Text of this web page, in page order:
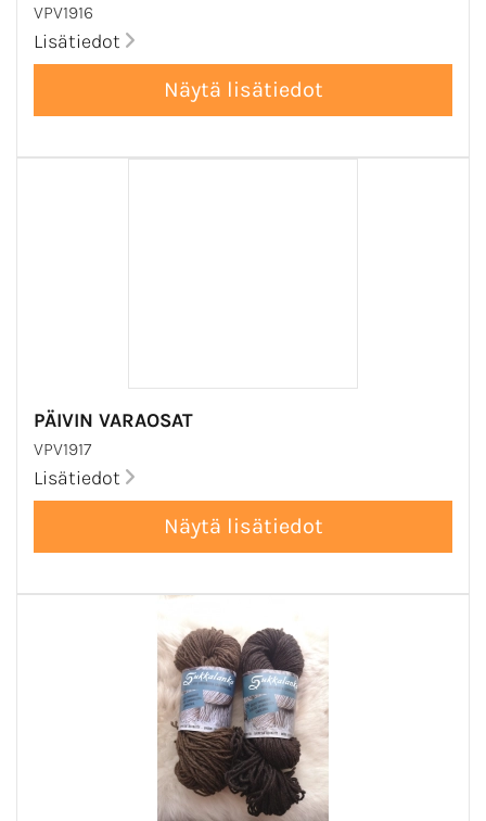
VPV1916
Lisätiedot
PÄIVIN VARAOSAT
VPV1917
Lisätiedot